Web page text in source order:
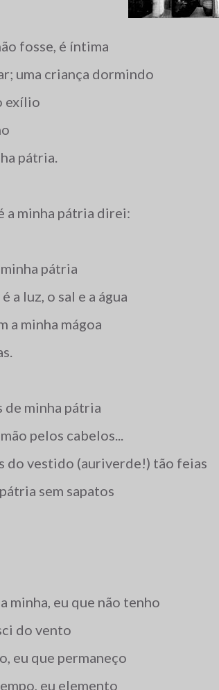
fosse, é íntima
uma criança dormindo
exílio
pátria.
a minha pátria direi:
pátria
a luz, o sal e a água
a minha mágoa
minha pátria
pelos cabelos...
do vestido (auriverde!) tão feias
sem sapatos
minha, eu que não tenho
do vento
eu que permaneço
eu elemento